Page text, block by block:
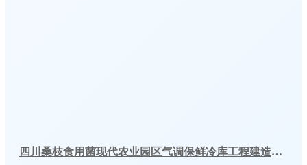
四川桑枝食用菌现代农业园区气调保鲜冷库工程建造案例